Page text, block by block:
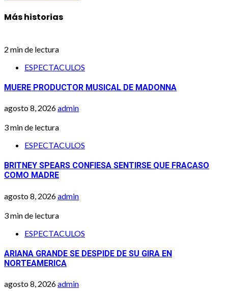
Más historias
2 min de lectura
ESPECTACULOS
MUERE PRODUCTOR MUSICAL DE MADONNA
agosto 8, 2026admin
3 min de lectura
ESPECTACULOS
BRITNEY SPEARS CONFIESA SENTIRSE QUE FRACASO
COMO MADRE
agosto 8, 2026admin
3 min de lectura
ESPECTACULOS
ARIANA GRANDE SE DESPIDE DE SU GIRA EN
NORTEAMERICA
agosto 8, 2026admin